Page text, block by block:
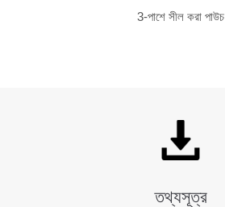
3-পাশে সীল করা পাউচ
তথ্যসূত্র